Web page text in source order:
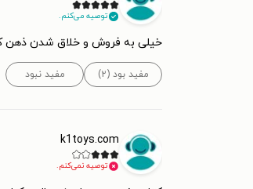
توصیه می‌کنم.
خیلی به فروش و خلاق شدن ذهن
مفید بود (۲) مفید نبود
k1toys.com
توصیه نمی‌کنم.